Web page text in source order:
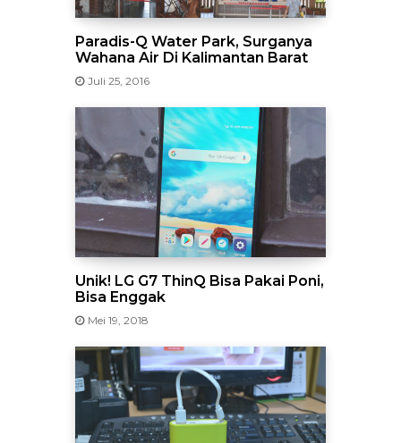
Paradis-Q Water Park, Surganya
Wahana Air Di Kalimantan Barat
Juli 25, 2016
Unik! LG G7 ThinQ Bisa Pakai Poni,
Bisa Enggak
Mei 19, 2018